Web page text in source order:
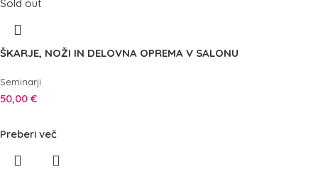
Sold out
ŠKARJE, NOŽI IN DELOVNA OPREMA V SALONU
Seminarji
50,00 €
Preberi več